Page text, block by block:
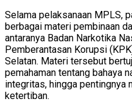
Selama pelaksanaan MPLS,
berbagai materi pembinaan
antaranya Badan Narkotika
Pemberantasan Korupsi
Selatan. Materi tersebut
pemahaman tentang bahaya
integritas, hingga pentingnya
ketertiban.